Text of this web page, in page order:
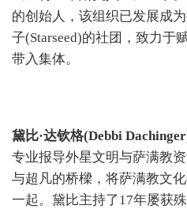
的创始人，该组织已发展成
子(Starseed)的社团，致力于
带入集体。
黛比·达钦格(Debbi
专业报导外星文明与萨满教
与超凡的桥樑，将萨满教文
一起。黛比主持了17年屡获